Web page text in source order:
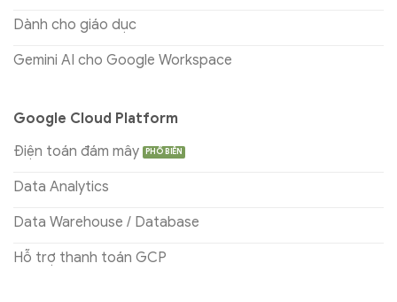
Dành cho giáo dục
Gemini AI cho Google Workspace
Google Cloud Platform
Điện toán đám mây
Data Analytics
Data Warehouse / Database
Hỗ trợ thanh toán GCP